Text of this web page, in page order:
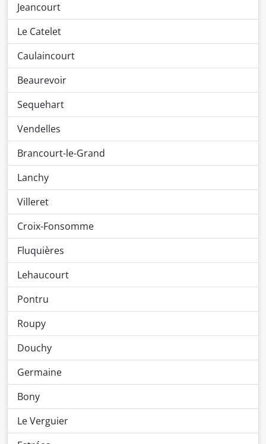
Jeancourt
Le Catelet
Caulaincourt
Beaurevoir
Sequehart
Vendelles
Brancourt-le-Grand
Lanchy
Villeret
Croix-Fonsomme
Fluquières
Lehaucourt
Pontru
Roupy
Douchy
Germaine
Bony
Le Verguier